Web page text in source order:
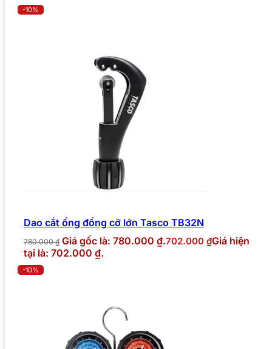
-10%
Dao cắt ống đồng cỡ lớn Tasco TB32N
780.000₫ Giá gốc là: 780.000 ₫.702.000 ₫Giá hiện
tại là: 702.000 ₫.
-10%